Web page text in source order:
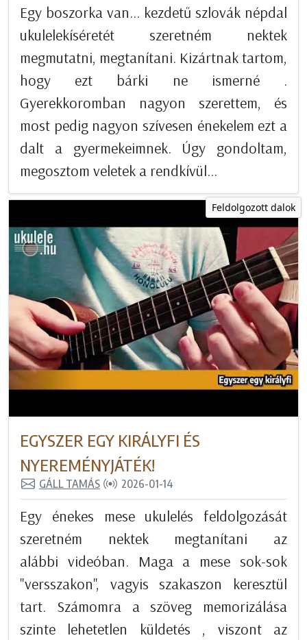
Egy boszorka van... kezdetű szlovák népdal
ukulelekíséretét szeretném nektek
megmutatni, megtanítani. Kizártnak tartom,
hogy ezt bárki ne ismerné .
Gyerekkoromban nagyon szerettem, és
most pedig nagyon szívesen énekelem ezt a
dalt a gyermekeimnek. Úgy gondoltam,
megosztom veletek a rendkívül...
Feldolgozott dalok
EGYSZER EGY KIRÁLYFI ÉS
NYEREMÉNYJÁTÉK!
GÁLL TAMÁS 2026-01-14
Egy énekes mese ukulelés feldolgozását
szeretném nektek megtanítani az
alábbi videóban. Maga a mese sok-sok
"versszakon", vagyis szakaszon keresztül
tart. Számomra a szöveg memorizálása
szinte lehetetlen küldetés , viszont az